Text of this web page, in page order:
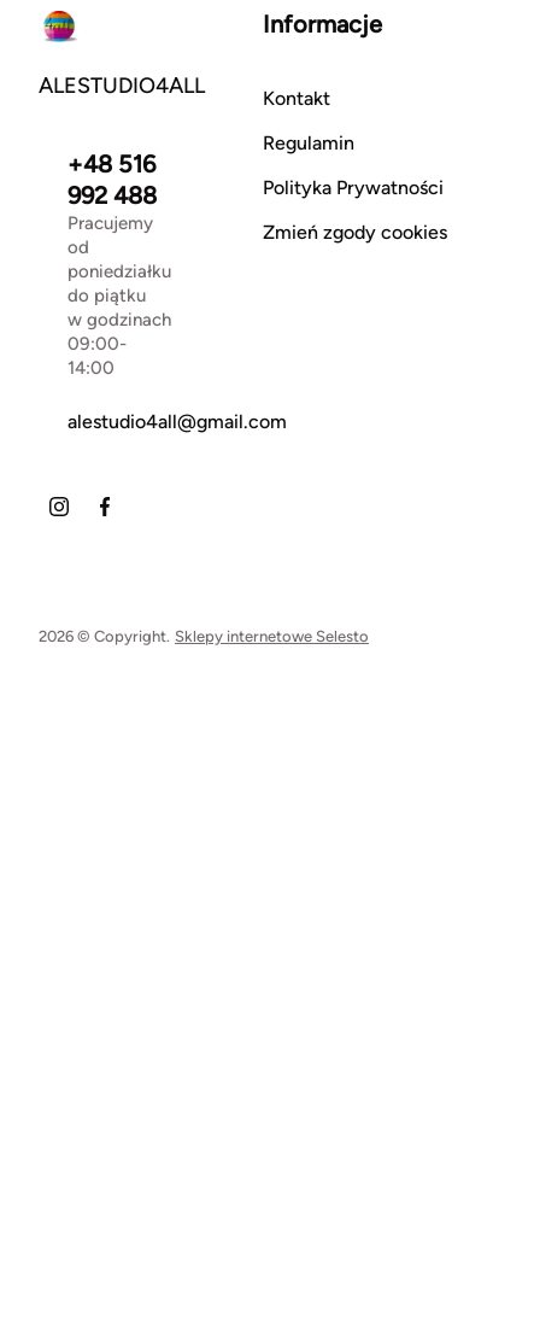
ALESTUDIO4ALL
+48 516
992 488
Pracujemy
od
poniedziałku
do piątku
w godzinach
09:00-
14:00
alestudio4all@gmail.com
Informacje
Kontakt
Regulamin
Polityka Prywatności
Zmień zgody cookies
2026 © Copyright. Sklepy internetowe Selesto